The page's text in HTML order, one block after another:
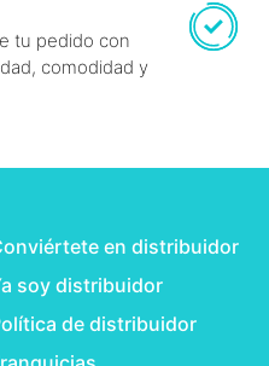
tu pedido con
comodidad y
en distribuidor
soy distribuidor
de distribuidor